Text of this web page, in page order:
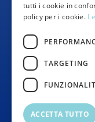
tutti i cookie in
policy per i cookie.
TARGETING
ACCETTA TUTTO